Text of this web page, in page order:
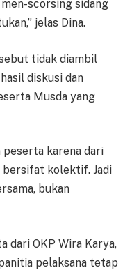
scorsing sidang
jelas Dina.
tidak diambil
diskusi dan
Musda yang
peserta karena dari
bersifat kolektif. Jadi
bukan
dari OKP Wira Karya,
pelaksana tetap